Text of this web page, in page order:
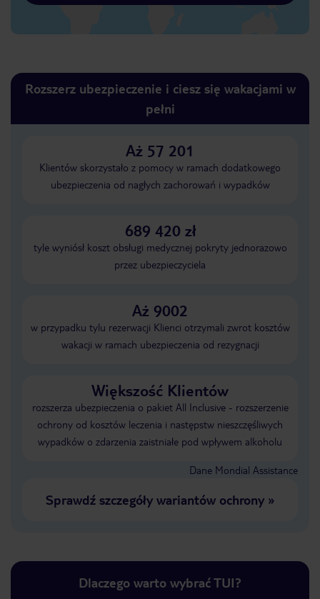
Rozszerz ubezpieczenie i ciesz się wakacjami w
pełni
Aż 57 201
Klientów skorzystało z pomocy w ramach dodatkowego
ubezpieczenia od nagłych zachorowań i wypadków
689 420 zł
tyle wyniósł koszt obsługi medycznej pokryty jednorazowo
przez ubezpieczyciela
Aż 9002
w przypadku tylu rezerwacji Klienci otrzymali zwrot kosztów
wakacji w ramach ubezpieczenia od rezygnacji
Większość Klientów
rozszerza ubezpieczenia o pakiet All Inclusive - rozszerzenie
ochrony od kosztów leczenia i następstw nieszczęśliwych
wypadków o zdarzenia zaistniałe pod wpływem alkoholu
Dane Mondial Assistance
Sprawdź szczegóły wariantów ochrony»
Dlaczego warto wybrać TUI?